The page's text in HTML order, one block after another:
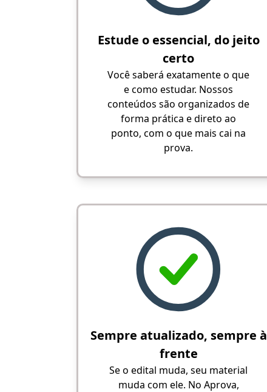
Estude o essencial, do jeito
certo
Você saberá exatamente o que
e como estudar. Nossos
conteúdos são organizados de
forma prática e direto ao
ponto, com o que mais cai na
prova.
Sempre atualizado, sempre à
frente
Se o edital muda, seu material
muda com ele. No Aprova,